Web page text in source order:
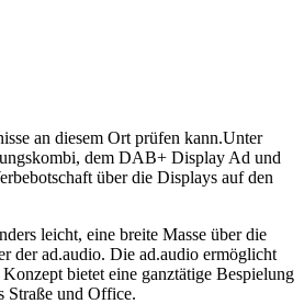
an diesem Ort prüfen kann.Unter
dem DAB+ Display Ad und
über die Displays auf den
leicht, eine breite Masse über die
der ad.audio. Die ad.audio ermöglicht
bietet eine ganztätige Bespielung
Straße und Office.